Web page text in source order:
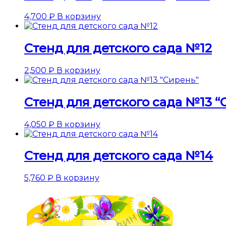
4,700 ₽ В корзину
Стенд для детского сада №12
2,500 ₽ В корзину
Стенд для детского сада №13
4,050 ₽ В корзину
Стенд для детского сада №14
5,760 ₽ В корзину